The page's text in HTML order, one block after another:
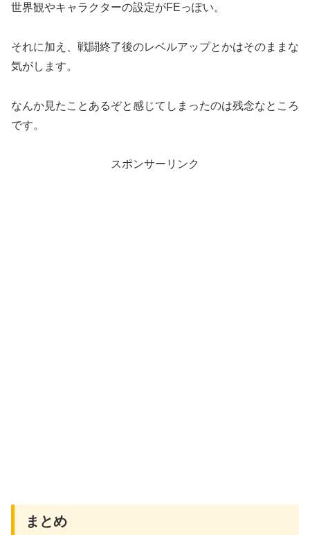
世界観やキャラクターの設定がFEっぽい。
それに加え、戦闘終了後のレベルアップとかはそのままな
気がします。
なんか見たことあるぞと感じてしまったのは残念なところ
です。
スポンサーリンク
まとめ